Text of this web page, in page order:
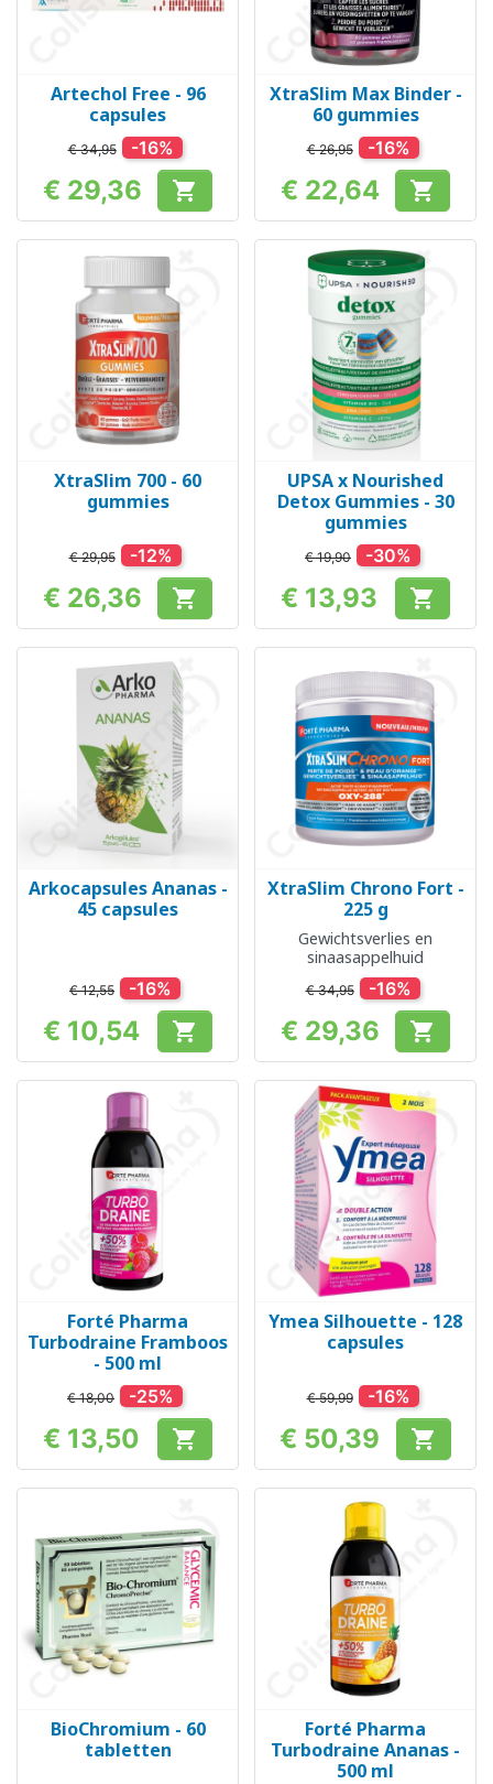
Artechol Free - 96
capsules
€ 34,95 -16%
Prijs
€ 29,36 
XtraSlim Max Binder -
60 gummies
€ 26,95 -16%
Prijs
€ 22,64 
XtraSlim 700 - 60
gummies
€ 29,95 -12%
Prijs
€ 26,36 
UPSA x Nourished
Detox Gummies - 30
gummies
€ 19,90 -30%
Prijs
€ 13,93 
Arkocapsules Ananas -
45 capsules
€ 12,55 -16%
Prijs
€ 10,54 
XtraSlim Chrono Fort -
225 g
Gewichtsverlies en
sinaasappelhuid
€ 34,95 -16%
Prijs
€ 29,36 
Forté Pharma
Turbodraine Framboos
- 500 ml
€ 18,00 -25%
Prijs
€ 13,50 
Ymea Silhouette - 128
capsules
€ 59,99 -16%
Prijs
€ 50,39 
BioChromium - 60
tabletten
Forté Pharma
Turbodraine Ananas -
500 ml